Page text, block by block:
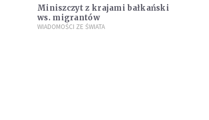
Miniszczyt z krajami bałkański
ws. migrantów
WIADOMOŚCI ZE ŚWIATA